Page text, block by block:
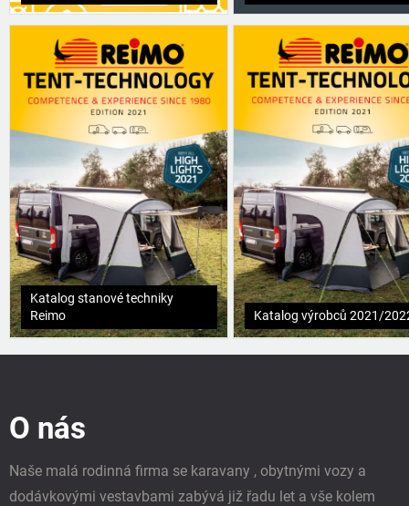
Katalog stanové techniky
Reimo
Katalog výrobců 2021/
O nás
Naše malá rodinná firma se karavany , obytnými vozy a
dodávkovými vestavbami zabývá již řadu let a vše kolem